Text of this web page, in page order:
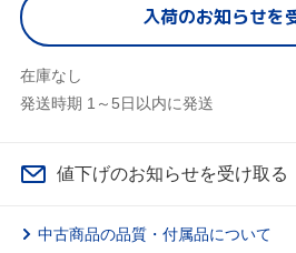
入荷のお知らせを
在庫なし
発送時期 1～5日以内に発送
値下げのお知らせを受け取る
中古商品の品質・付属品について